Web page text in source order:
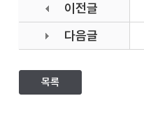
이전글
다음글
목록